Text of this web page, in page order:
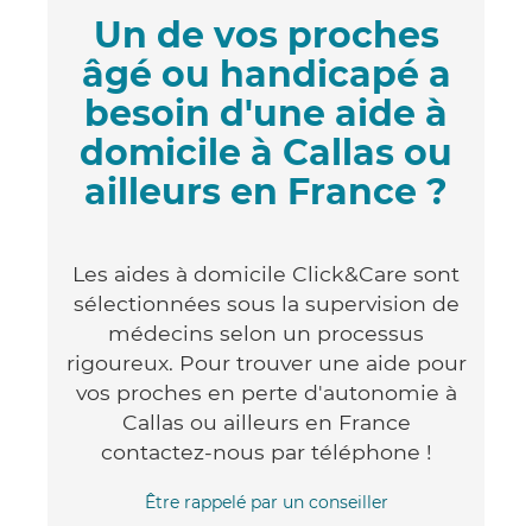
Un de vos proches
âgé ou handicapé a
besoin d'une aide à
domicile à Callas ou
ailleurs en France ?
Les aides à domicile Click&Care sont
sélectionnées sous la supervision de
médecins selon un processus
rigoureux. Pour trouver une aide pour
vos proches en perte d'autonomie à
Callas ou ailleurs en France
contactez-nous par téléphone !
Être rappelé par un conseiller